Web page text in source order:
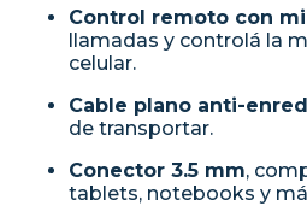
Control remoto con
llamadas y controlá la
celular.
Cable plano anti-
de transportar.
Conector 3.5 mm,
tablets, notebooks y